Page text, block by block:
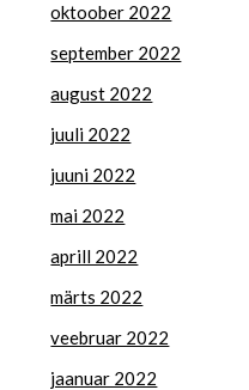
oktoober 2022
september 2022
august 2022
juuli 2022
juuni 2022
mai 2022
aprill 2022
märts 2022
veebruar 2022
jaanuar 2022